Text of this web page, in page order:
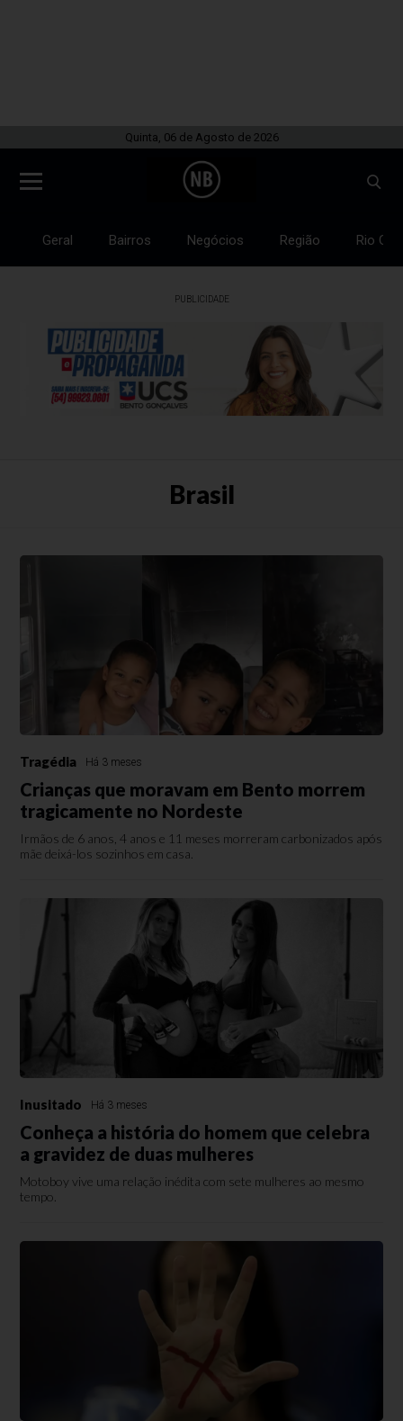
Quinta, 06 de Agosto de 2026
Geral Bairros Negócios Região Rio
PUBLICIDADE
Brasil
Tragédia Há 3 meses
Crianças que moravam em Bento morrem
tragicamente no Nordeste
Irmãos de 6 anos, 4 anos e 11 meses morreram carbonizados após
mãe deixá-los sozinhos em casa.
Inusitado Há 3 meses
Conheça a história do homem que celebra
a gravidez de duas mulheres
Motoboy vive uma relação inédita com sete mulheres ao mesmo
tempo.